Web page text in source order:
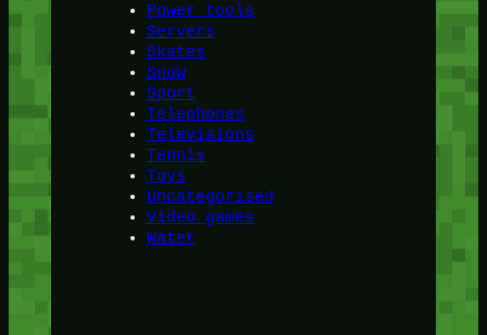
Power tools
Servers
Skates
Snow
Sport
Telephones
Televisions
Tennis
Toys
Uncategorised
Video games
Water